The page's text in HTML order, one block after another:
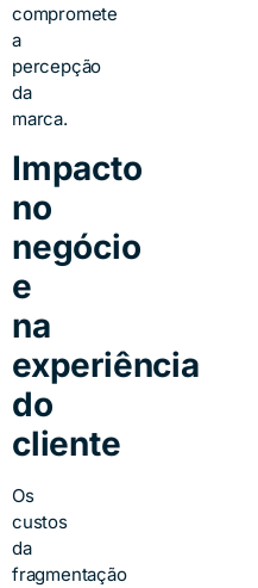
compromete
a
percepção
da
marca.
Impacto
no
negócio
e
na
experiência
do
cliente
Os
custos
da
fragmentação